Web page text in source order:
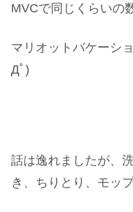
MVCで同じくらいの
マリオットバケーシ
Дﾟ)
話は逸れましたが、
き、ちりとり、モッ